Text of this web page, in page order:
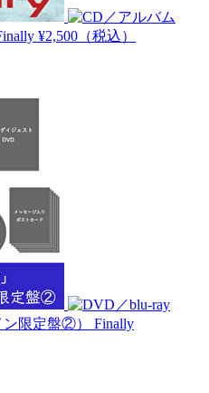
¥2,500（税込）
ン限定盤②） Finally